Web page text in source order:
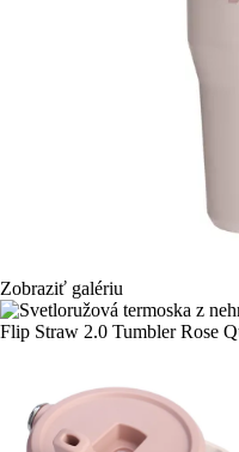
Zobraziť galériu